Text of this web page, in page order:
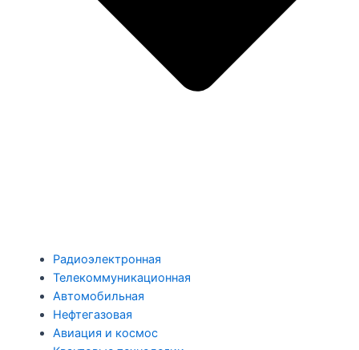
Радиоэлектронная
Телекоммуникационная
Автомобильная
Нефтегазовая
Авиация и космос